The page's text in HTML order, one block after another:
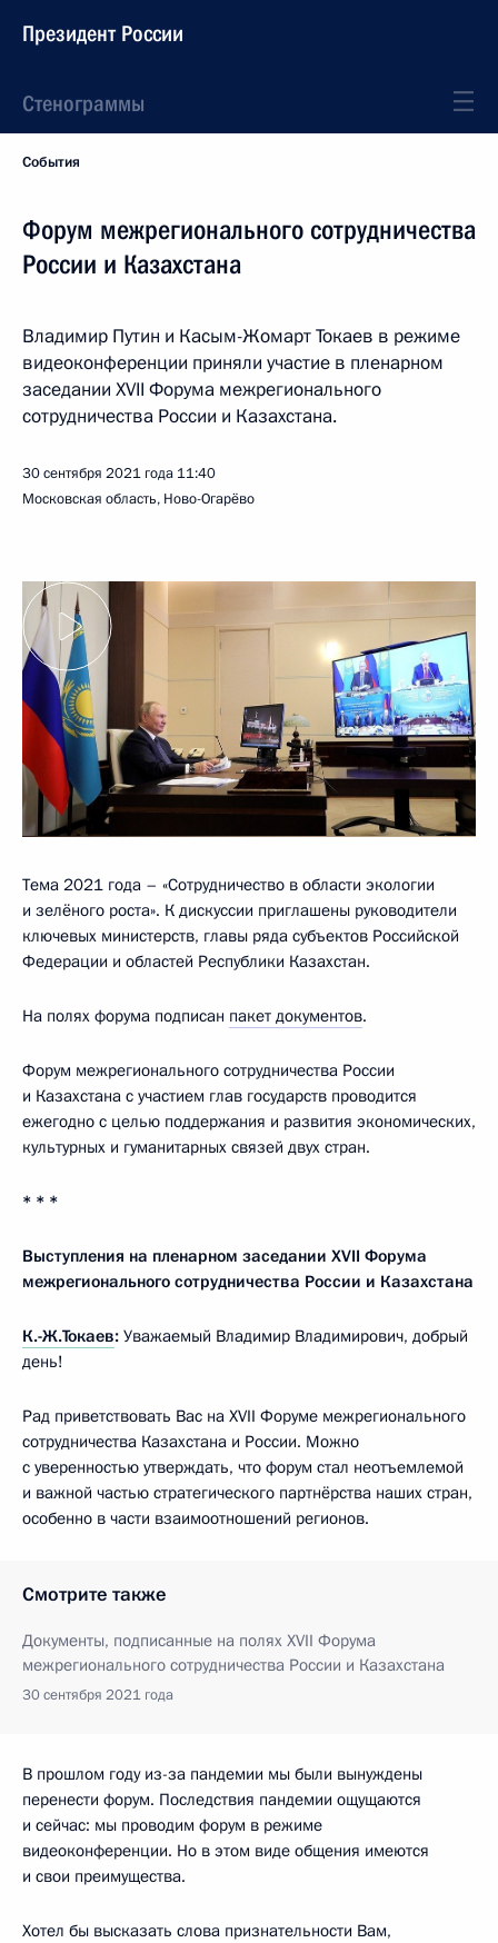
Президент России
Стенограммы
События
Форум межрегионального сотрудничества
России и Казахстана
Владимир Путин и Касым-Жомарт Токаев в режиме
видеоконференции приняли участие в пленарном
заседании XVII Форума межрегионального
сотрудничества России и Казахстана.
30 сентября 2021 года 11:40
Московская область, Ново-Огарёво
Тема 2021 года – «Сотрудничество в области экологии
и зелёного роста». К дискуссии приглашены руководители
ключевых министерств, главы ряда субъектов Российской
Федерации и областей Республики Казахстан.
На полях форума подписан пакет документов.
Форум межрегионального сотрудничества России
и Казахстана с участием глав государств проводится
ежегодно с целью поддержания и развития экономических,
культурных и гуманитарных связей двух стран.
* * *
Выступления на пленарном заседании XVII Форума
межрегионального сотрудничества России и Казахстана
К.-Ж.Токаев: Уважаемый Владимир Владимирович, добрый
день!
Рад приветствовать Вас на XVII Форуме межрегионального
сотрудничества Казахстана и России. Можно
с уверенностью утверждать, что форум стал неотъемлемой
и важной частью стратегического партнёрства наших стран,
особенно в части взаимоотношений регионов.
Смотрите также
Документы, подписанные на полях XVII Форума
межрегионального сотрудничества России и Казахстана
30 сентября 2021 года
В прошлом году из-за пандемии мы были вынуждены
перенести форум. Последствия пандемии ощущаются
и сейчас: мы проводим форум в режиме
видеоконференции. Но в этом виде общения имеются
и свои преимущества.
Хотел бы высказать слова признательности Вам,